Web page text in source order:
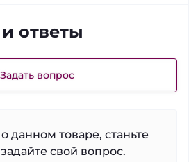
ответы
вопрос
данном товаре, станьте
свой вопрос.